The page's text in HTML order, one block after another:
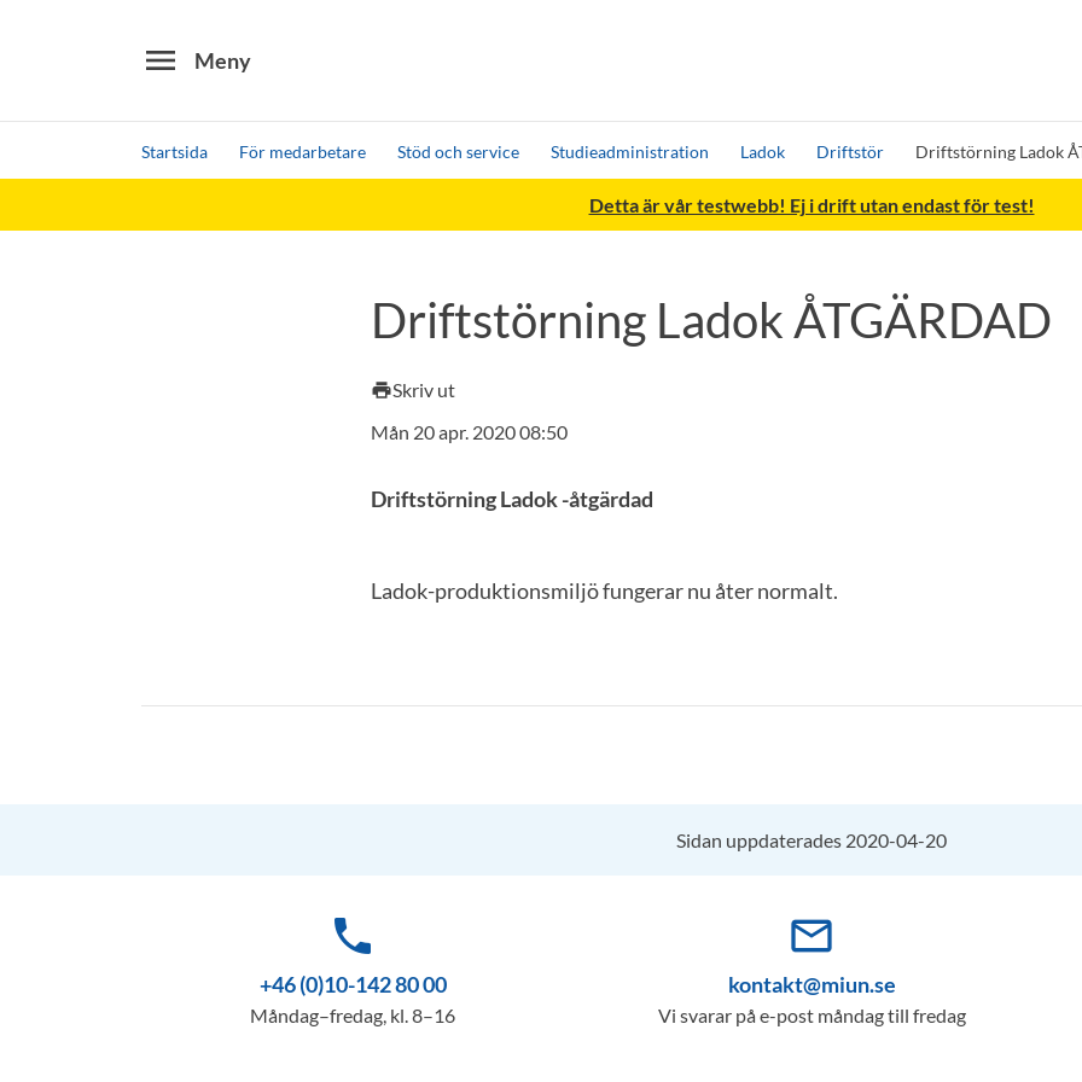
menu Meny
Startsida För medarbetare Stöd och service Studieadministration Ladok Driftstör Driftstörning Ladok
Detta är vår testwebb! Ej i drift utan endast för test!
Driftstörning Ladok ÅTGÄRDAD
printSkriv ut
Mån 20 apr. 2020 08:50
Driftstörning Ladok -åtgärdad
Ladok-produktionsmiljö fungerar nu åter normalt.
Sidan uppdaterades 2020-04-20
phone
+46 (0)10-142 80 00
Måndag–fredag, kl. 8–16
mail_outline
kontakt@miun.se
Vi svarar på e-post måndag till fredag